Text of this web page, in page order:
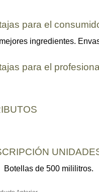
para el
ingredientes.
para el
Botellas de 500 mililitros.